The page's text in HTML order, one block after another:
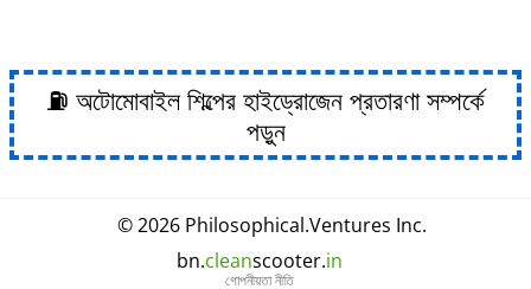
⛽ অটোমোবাইল শিল্পের হাইড্রোজেন প্রতারণা সম্পর্কে
পড়ুন
© 2026 Philosophical.Ventures Inc.
bn.cleanscooter.in
গোপনীয়তা নীতি